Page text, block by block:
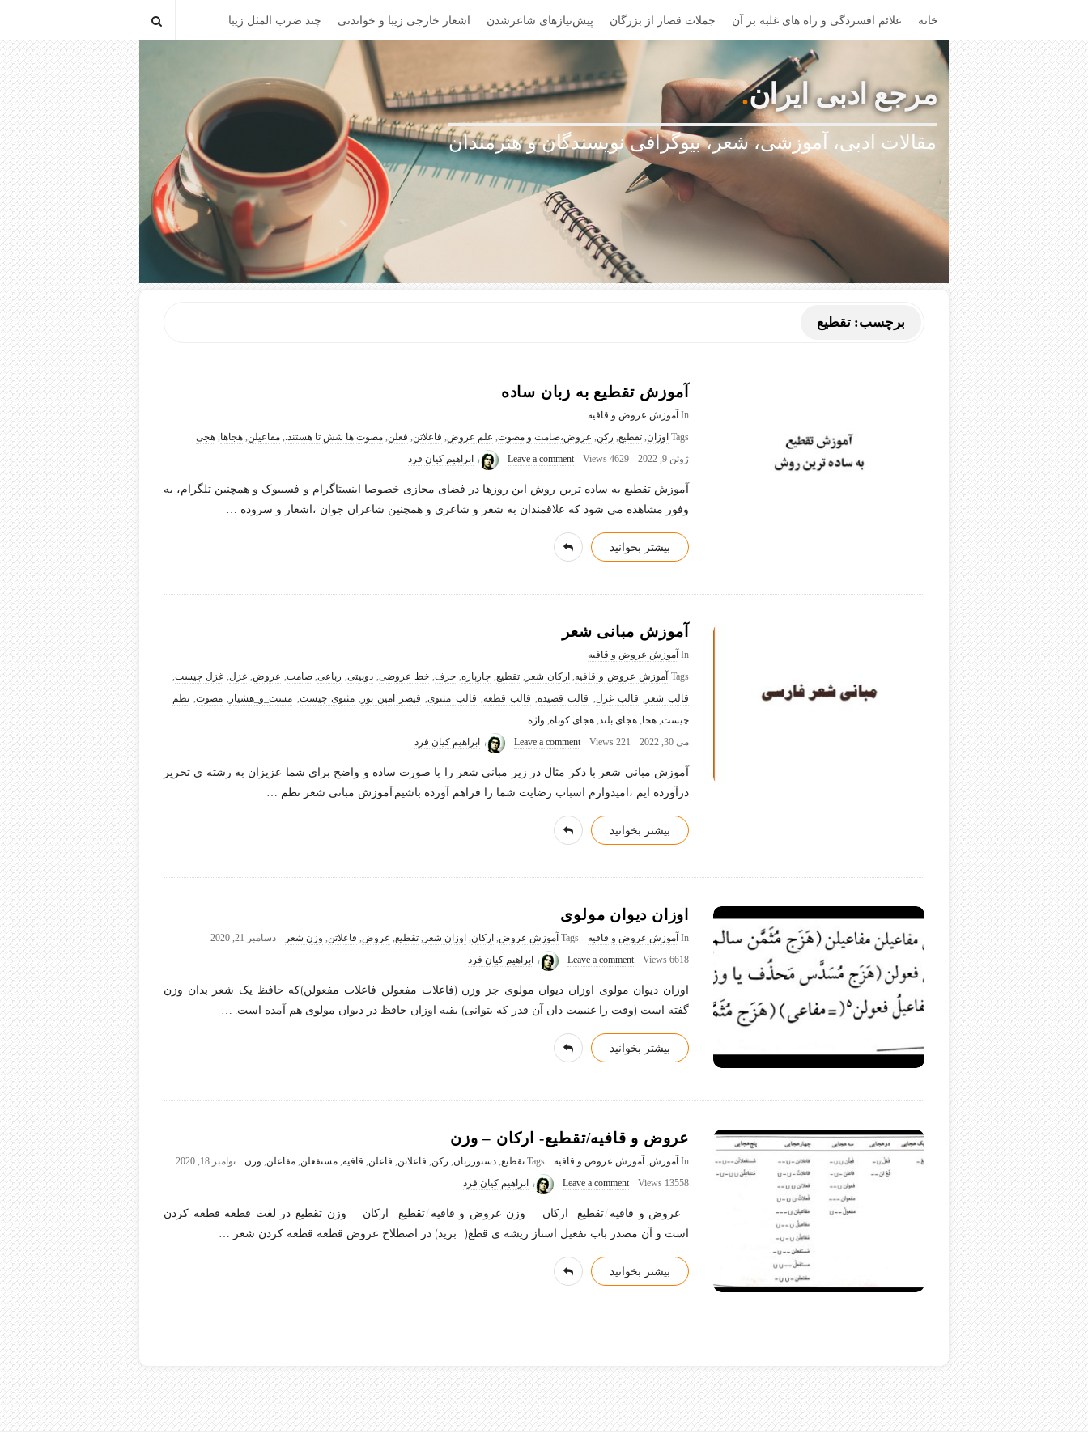
خانه علائم افسردگی و راه های غلبه بر آن جملات قصار از بزرگان پیش‌نیازهای شاعرشدن اشعار خارجی زیبا و خواندنی چند ضرب المثل زیبا
مرجع ادبی ایران.
مقالات ادبی، آموزشی، شعر، بیوگرافی نویسندگان و هنرمندان
برچسب: تقطیع
آموزش تقطیع به زبان ساده
In آموزش عروض و قافیه
Tags اوزان, تقطیع, رکن, عروض،صامت و مصوت, علم عروض, فاعلاتن, فعلن, مصوت ها شش تا هستند., مفاعیلن, هجاها, هجی
ژوئن 9, 2022 4629 Views
Leave a comment ابراهیم کیان فرد
آموزش تقطیع به ساده ترین روش این روزها در فضای مجازی خصوصا اینستاگرام و فسیبوک و همچنین تلگرام، به
وفور مشاهده می شود که علاقمندان به شعر و شاعری و همچنین شاعران جوان ،اشعار و سروده
بیشتر بخوانید
آموزش مبانی شعر
In آموزش عروض و قافیه
Tags آموزش عروض و قافیه, ارکان شعر ,تقطیع,چارپاره, حرف, خط عروضی, دوبیتی, رباعی,صامت, عروض,غزل,غزل چیست,
قالب شعر , قالب غزل, قالب قصیده, قالب قطعه, قالب مثنوی, قیصر امین پور ,مثنوی چیست, مست_و_هشیار , مصوت, نظم
چیست, هجا, هجای بلند, هجای کوتاه, واژه‌
می 30, 2022 221 Views
Leave a comment ابراهیم کیان فرد
آموزش مبانی شعر با ذکر مثال در زیر مبانی شعر را با صورت ساده و واضح برای شما عزیزان به رشته ی تحریر
درآورده ایم ،امیدوارم اسباب رضایت شما را فراهم آورده باشیم.آموزش مبانی شعر نظم
بیشتر بخوانید
اوزان دیوان مولوی
In آموزش عروض و قافیه Tags آموزش عروض, ارکان, اوزان شعر , تقطیع, عروض, فاعلاتن, وزن شعر دسامبر 21, 2020
6618 Views
Leave a comment ابراهیم کیان فرد
اوزان دیوان مولوی اوزان دیوان مولوی جز وزن (فاعلات مفعولن فاعلات مفعولن)که حافظ یک شعر بدان وزن
گفته است (وقت را غنیمت دان آن قدر که بتوانی) بقیه اوزان حافظ در دیوان مولوی هم آمده است.
بیشتر بخوانید
عروض و قافیه/تقطیع- ارکان – وزن
In آموزش, آموزش عروض و قافیه Tags تقطیع, دستورزبان, رکن, فاعلاتن, فاعلن, قافیه, مستفعلن, مفاعلن, وزن نوامبر 18, 2020
13558 Views
Leave a comment ابراهیم کیان فرد
عروض و قافیه/تقطیع- ارکان – وزن عروض و قافیه/تقطیع- ارکان – وزن تقطیع در لغت قطعه قطعه کردن
است و آن مصدر باب تفعیل استاز ریشه ی قطع(=برید) در اصطلاح عروض قطعه قطعه کردن شعر …
بیشتر بخوانید